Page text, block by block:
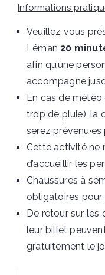
Informations
Veuillez vous
Léman 20
afin qu’une
accompagne
En cas de
trop de pluie), la
serez prévenu·es
Cette activité ne
d’accueillir les
Chaussures à
obligatoires pour
De retour sur les
leur billet
gratuitement le